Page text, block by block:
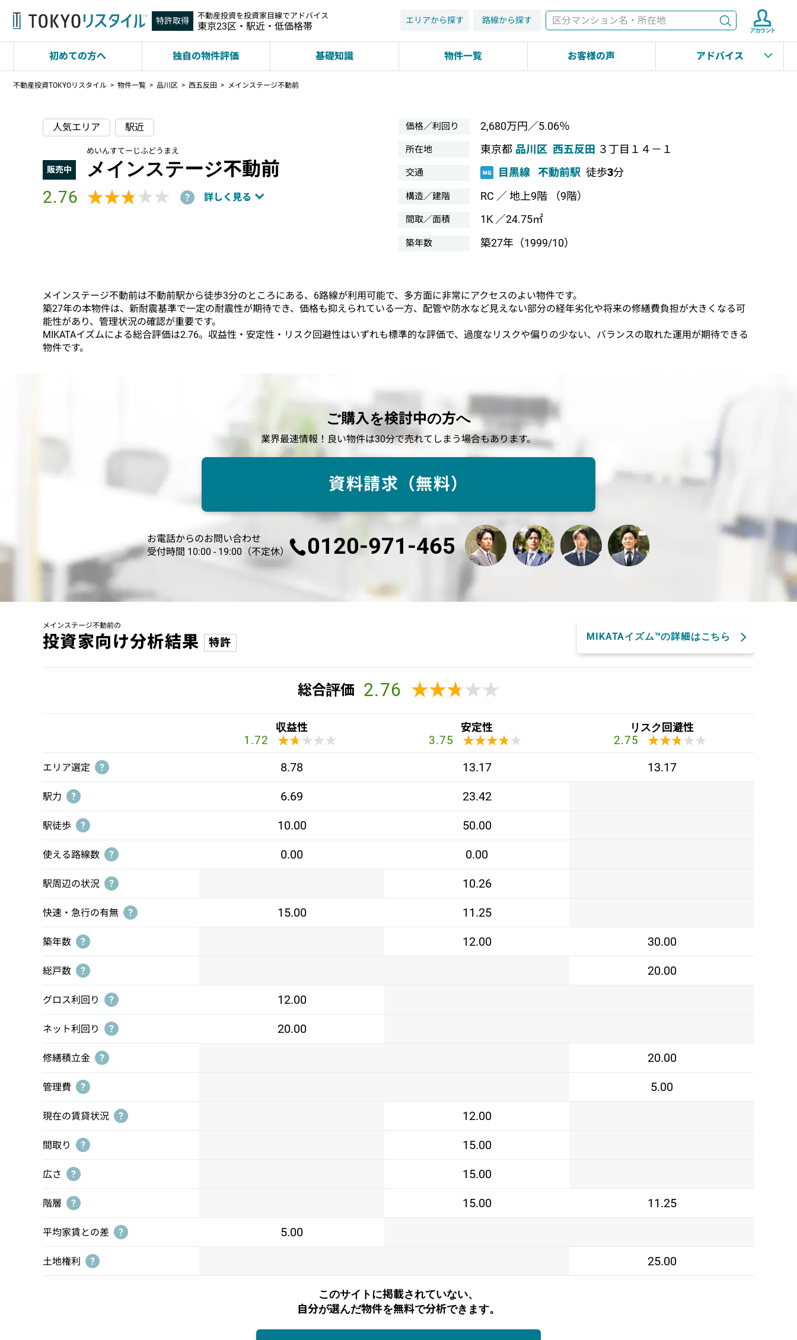
特許取得 不動産投資を投資家目線でアドバイス
東京23区・駅近・低価格帯
検索
エリアから探す 路線から探す
初めての方へ 独自の物件評価 基礎知識 物件一覧 お客様の声 アドバイス
不動産投資TOKYOリスタイル 物件一覧 品川区 西五反田 メインステージ不動前
人気エリア 駅近
販売中
めいんすてーじふどうまえ
メインステージ不動前
2.76 ★★★★★
★★★★★ ? 詳しく見る
価格／利回り 2,680万円／5.06％
所在地 東京都 品川区 西五反田 ３丁目１４－１
交通 目黒線 不動前駅 徒歩3分
構造／建階 RC ／ 地上9階 （9階）
間取／面積 1K ／24.75㎡
築年数 築27年（1999/10）
メインステージ不動前は不動前駅から徒歩3分のところにある、6路線が利用可能で、多方面に非常にアクセスのよい物件です。
築27年の本物件は、新耐震基準で一定の耐震性が期待でき、価格も抑えられている一方、配管や防水など見えない部分の経年劣化や将来の修繕費負担が大きくなる可
能性があり、管理状況の確認が重要です。
MIKATAイズムによる総合評価は2.76。収益性・安定性・リスク回避性はいずれも標準的な評価で、過度なリスクや偏りの少ない、バランスの取れた運用が期待できる
物件です。
ご購入を検討中の方へ
業界最速情報！良い物件は30分で売れてしまう場合もあります。
資料請求（無料）
お電話からのお問い合わせ
受付時間 10:00 - 19:00（不定休）
0120-971-465
メインステージ不動前の
投資家向け分析結果 特許 MIKATAイズム™の詳細はこちら
総合評価 2.76 ★★★★★
★★★★★
収益性
1.72 ★★★★★
★★★★★
安定性
3.75 ★★★★★
★★★★★
リスク回避性
2.75 ★★★★★
★★★★★
エリア選定 ? 8.78 13.17 13.17
駅力 ? 6.69 23.42
駅徒歩 ? 10.00 50.00
使える路線数 ? 0.00 0.00
駅周辺の状況 ? 10.26
快速・急行の有無 ? 15.00 11.25
築年数 ? 12.00 30.00
総戸数 ? 20.00
グロス利回り ? 12.00
ネット利回り ? 20.00
修繕積立金 ? 20.00
管理費 ? 5.00
現在の賃貸状況 ? 12.00
間取り ? 15.00
広さ ? 15.00
階層 ? 15.00 11.25
平均家賃との差 ? 5.00
土地権利 ? 25.00
このサイトに掲載されていない、
自分が選んだ物件を無料で分析できます。